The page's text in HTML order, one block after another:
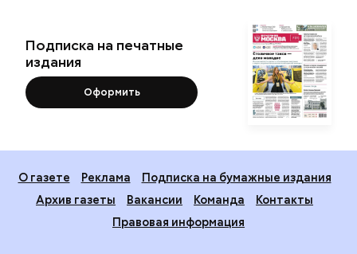
Подписка на печатные
издания
Оформить
О газете Реклама
Подписка на бумажные издания
Архив газеты
Вакансии Команда
Контакты
Правовая информация